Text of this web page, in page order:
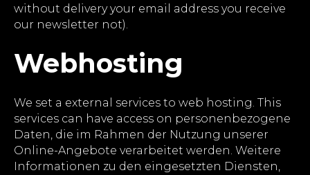
without delivery your email address you receive
our newsletter not).
Webhosting
We set a external services to web hosting. This
services can have access on personenbezogene
Daten, die im Rahmen der Nutzung unserer
Online-Angebote verarbeitet werden. Weitere
Informationen zu den eingesetzten Diensten,